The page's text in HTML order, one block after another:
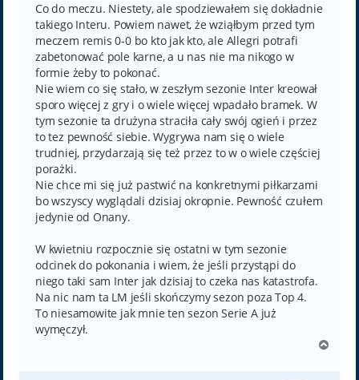
Co do meczu. Niestety, ale spodziewałem się dokładnie
takiego Interu. Powiem nawet, że wziąłbym przed tym
meczem remis 0-0 bo kto jak kto, ale Allegri potrafi
zabetonować pole karne, a u nas nie ma nikogo w
formie żeby to pokonać.
Nie wiem co się stało, w zeszłym sezonie Inter kreował
sporo więcej z gry i o wiele więcej wpadało bramek. W
tym sezonie ta drużyna straciła cały swój ogień i przez
to tez pewność siebie. Wygrywa nam się o wiele
trudniej, przydarzają się też przez to w o wiele częściej
porażki.
Nie chce mi się już pastwić na konkretnymi piłkarzami
bo wszyscy wyglądali dzisiaj okropnie. Pewność czułem
jedynie od Onany.
W kwietniu rozpocznie się ostatni w tym sezonie
odcinek do pokonania i wiem, że jeśli przystąpi do
niego taki sam Inter jak dzisiaj to czeka nas katastrofa.
Na nic nam ta LM jeśli skończymy sezon poza Top 4.
To niesamowite jak mnie ten sezon Serie A już
wymęczył.
g